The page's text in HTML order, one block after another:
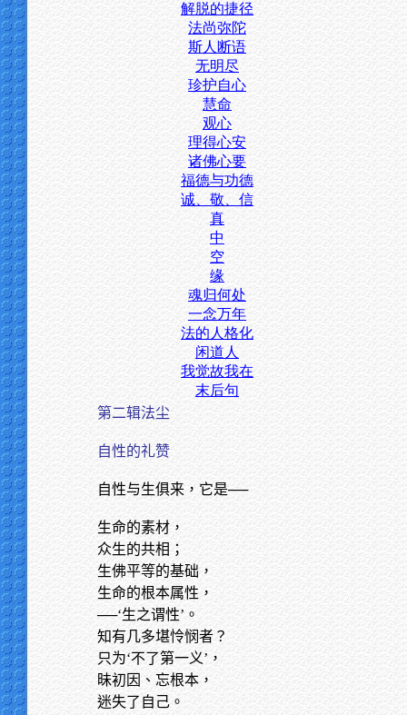
解脱的捷径
法尚弥陀
斯人断语
无明尽
珍护自心
慧命
观心
理得心安
诸佛心要
福德与功德
诚、敬、信
真
中
空
缘
魂归何处
一念万年
法的人格化
闲道人
我觉故我在
末后句
第二辑法尘
自性的礼赞
自性与生俱来，它是──
生命的素材，
众生的共相；
生佛平等的基础，
生命的根本属性，
──‘生之谓性’。
知有几多堪怜悯者？
只为‘不了第一义’，
昧初因、忘根本，
迷失了自己。